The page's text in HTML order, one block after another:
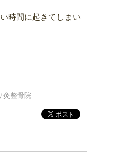
時間に起きてしまい
灸整骨院